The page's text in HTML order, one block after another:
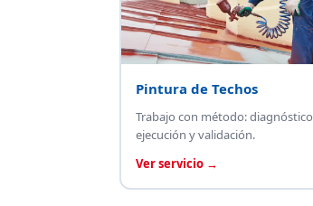
Pintura de Techos
Trabajo con método: diagnóstico,
ejecución y validación.
Ver servicio →